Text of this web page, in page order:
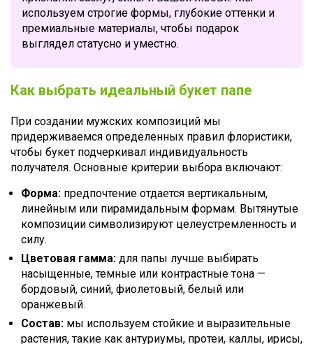
используем строгие формы, глубокие оттенки и
премиальные материалы, чтобы подарок
выглядел статусно и уместно.
Как выбрать идеальный букет папе
При создании мужских композиций мы
придерживаемся определенных правил флористики,
чтобы букет подчеркивал индивидуальность
получателя. Основные критерии выбора включают:
Форма: предпочтение отдается вертикальным,
линейным или пирамидальным формам. Вытянутые
композиции символизируют целеустремленность и
силу.
Цветовая гамма: для папы лучше выбирать
насыщенные, темные или контрастные тона —
бордовый, синий, фиолетовый, белый или
оранжевый.
Состав: мы используем стойкие и выразительные
растения, такие как антуриумы, протеи, каллы, ирисы,